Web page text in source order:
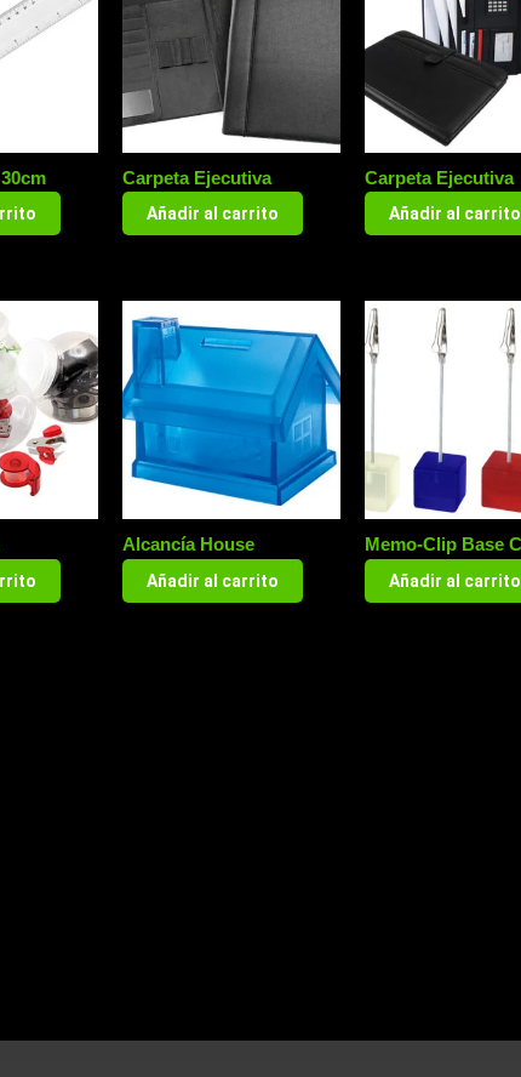
Carpeta Ejecutiva
Añadir al carrito
Carpeta Ejecutiva
Añadir al carrito
Alcancía House
Añadir al carrito
Memo-Clip Base
Añadir al carrito